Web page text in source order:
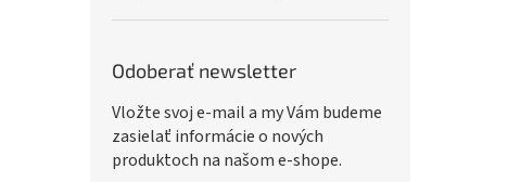
Odoberať newsletter
Vložte svoj e-mail a my Vám budeme
zasielať informácie o nových
produktoch na našom e-shope.